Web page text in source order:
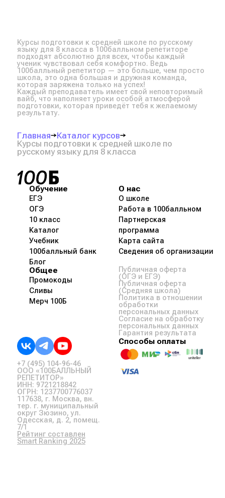
понятным и интересным!
к крутым результатам: 14%
стобалльников ЕГЭ-2025 учились
в 100Б!
*100балльный репетитор онлайн-
школа №1 по результатам учеников.
По данным исследования Smart
Ranking, 2025.
Курсы подготовки к средней школе по русскому
языку для 8 класса в 100балльном репетиторе
подходят абсолютно для всех, чтобы каждый
ученик чувствовал себя комфортно. Ведь
100балльный репетитор — это больше, чем просто
школа, это одна большая и дружная команда,
которая заряжена только на успех!
Каждый преподаватель имеет свой неповторимый
вайб, что наполняет уроки особой атмосферой
подготовки, которая приведёт тебя к желаемому
результату.
Главная
Каталог курсов
Курсы подготовки к средней школе по
русскому языку для 8 класса
Обучение
ЕГЭ
ОГЭ
10 класс
Каталог
Учебник
100балльный банк
Блог
О нас
О школе
Работа в 100балльном
Партнерская
программа
Карта сайта
Сведения об организации
Общее
Промокоды
Сливы
Мерч 100Б
+7 (495) 104-96-46
ООО «100БАЛЛЬНЫЙ
РЕПЕТИТОР»
ИНН: 9721218842
ОГРН: 1237700776037
117638, г. Москва, вн.
тер. г. муниципальный
округ Зюзино, ул.
Одесская, д. 2, помещ.
7/1
Рейтинг составлен
Smart Ranking 2025
Публичная оферта
(ОГЭ и ЕГЭ)
Публичная оферта
(Средняя школа)
Политика в отношении
обработки
персональных данных
Согласие на обработку
персональных данных
Гарантия результата
Способы оплаты